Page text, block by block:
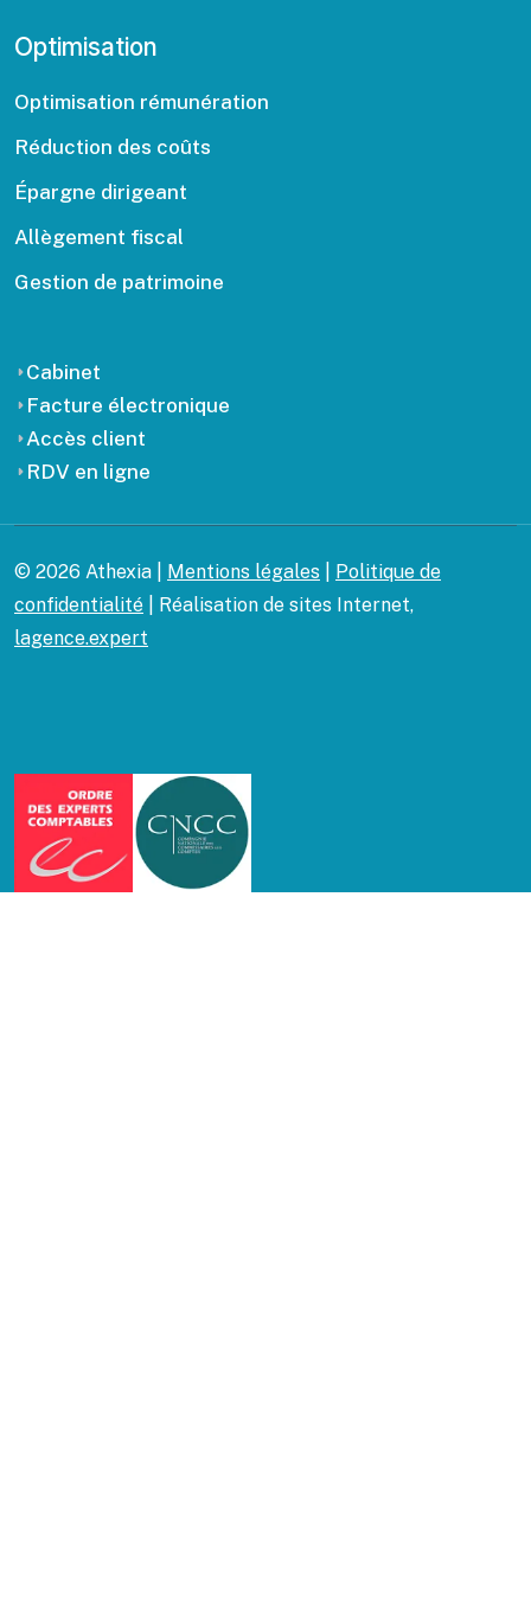
Optimisation
Optimisation rémunération
Réduction des coûts
Épargne dirigeant
Allègement fiscal
Gestion de patrimoine
Cabinet
Facture électronique
Accès client
RDV en ligne
© 2026 Athexia | Mentions légales
Politique de
confidentialité | Réalisation de sites Internet,
lagence.expert